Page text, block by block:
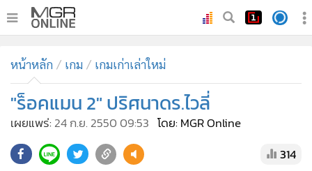
ทันเหตุการณ์
• ภาคใต้
• ภูมิภาค
• บันเทิง
หน้าหลัก เกม เกมเก่าเล่าใหม่
"ร็อคแมน 2" ปริศนาดร.ไวลี่
เผยแพร่: 24 ก.ย. 2550 09:53 โดย: MGR Online
314